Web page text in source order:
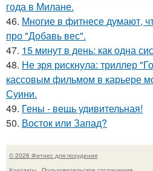
года в Милане.
46. Многие в фитнесе думают,
про "Добавь вес".
47. 15 минут в день: как одна
48. Не зря рискнула: триллер
кассовым фильмом в карьере
Суини.
49. Гены - вещь удивительная!
50. Восток или Запад?
© 2026 Фитнес для похудения